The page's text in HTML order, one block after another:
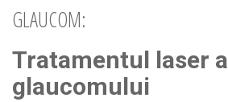
GLAUCOM:
Tratamentul laser
glaucomului